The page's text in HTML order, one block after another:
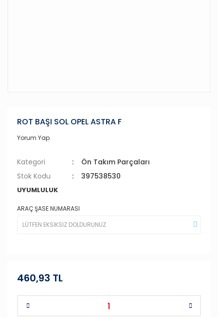
ROT BAŞI SOL OPEL ASTRA F
Yorum Yap
Kategori
Ön Takım Parçaları
Stok Kodu
397538530
UYUMLULUK
ARAÇ ŞASE NUMARASI
460,93 TL